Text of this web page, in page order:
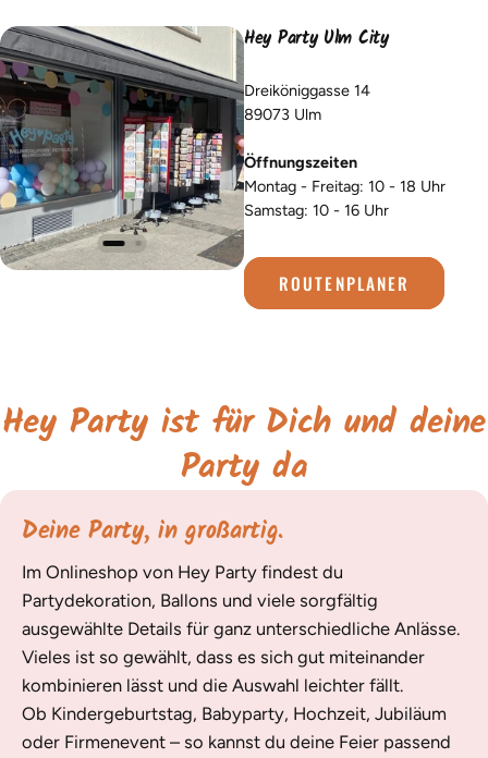
Hey Party Ulm City
Dreiköniggasse 14
89073 Ulm
Öffnungszeiten
Montag - Freitag: 10 - 18 Uhr
Samstag: 10 - 16 Uhr
ROUTENPLANER
Hey Party ist für Dich und deine
Party da
Deine Party, in großartig.
Im Onlineshop von Hey Party findest du
Partydekoration, Ballons und viele sorgfältig
ausgewählte Details für ganz unterschiedliche Anlässe.
Vieles ist so gewählt, dass es sich gut miteinander
kombinieren lässt und die Auswahl leichter fällt.
Ob Kindergeburtstag, Babyparty, Hochzeit, Jubiläum
oder Firmenevent – so kannst du deine Feier passend